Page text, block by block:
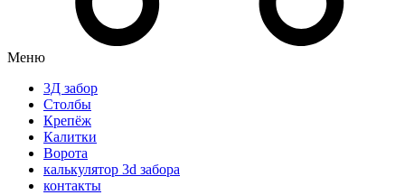
Меню
3Д забор
Столбы
Крепёж
Калитки
Ворота
калькулятор 3d забора
контакты